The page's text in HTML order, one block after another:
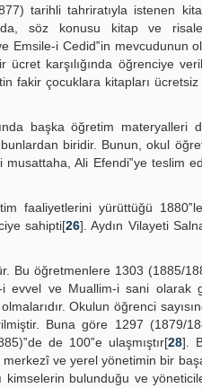
tarihli tahriratıyla istenen
söz konusu kitap ve
Emsile-i Cedid‟in mevcudunun
karşılığında öğrenciye
fakir çocuklara kitapları
başka öğretim materyalleri
biridir. Bunun, okul
Ali Efendi‟ye teslim
faaliyetlerini yürüttüğü
sahipti[26]. Aydın Vilayeti
Bu öğretmenlere 1303 (1885/
i evvel ve Muallim-i sani olarak
Okulun öğrenci
Buna göre 1297 (1879/
de 100‟e ulaşmıştır[28].
ve yerel yönetimin bir
bulunduğu ve